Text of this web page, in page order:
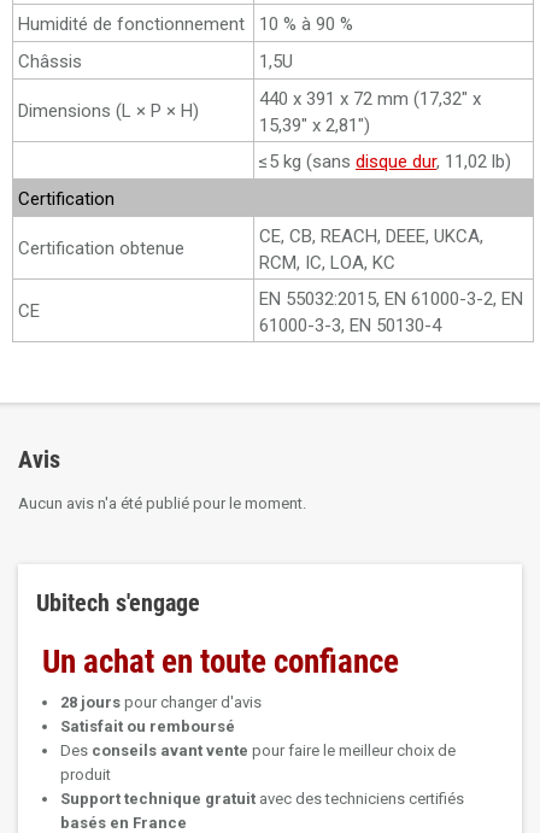
Humidité de fonctionnement
10 % à 90 %
Châssis
1,5U
Dimensions (L × P × H)
440 x 391 x 72 mm (17,32" x
15,39" x 2,81")
≤5 kg (sans disque dur, 11,02 lb)
Certification
Certification obtenue
CE, CB, REACH, DEEE, UKCA,
RCM, IC, LOA, KC
CE
EN 55032:2015, EN 61000-3-2, EN
61000-3-3, EN 50130-4
Avis
Aucun avis n'a été publié pour le moment.
Ubitech s'engage
Un achat en toute confiance
28 jours pour changer d'avis
Satisfait ou remboursé
Des conseils avant vente pour faire le meilleur choix de
produit
Support technique gratuit avec des techniciens certifiés
basés en France